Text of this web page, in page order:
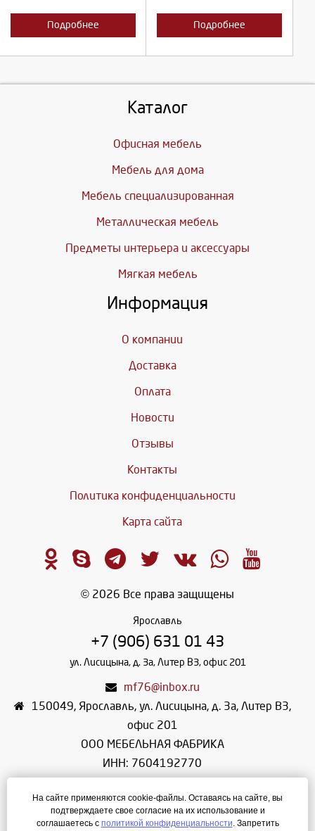
Подробнее Подробнее
Каталог
Офисная мебель
Мебель для дома
Мебель специализированная
Металлическая мебель
Предметы интерьера и аксессуары
Мягкая мебель
Информация
О компании
Доставка
Оплата
Новости
Отзывы
Контакты
Политика конфиденциальности
Карта сайта
© 2026 Все права защищены
Ярославль
+7 (906) 631 01 43
ул. Лисицына, д. 3а, Литер В3, офис 201
mf76@inbox.ru
150049, Ярославль, ул. Лисицына, д. 3а, Литер В3,
офис 201
ООО МЕБЕЛЬНАЯ ФАБРИКА
ИНН: 7604192770
ОГРН: 1107604018983
Режим работы: ПН-ПТ: 08:00 - 17:00
На сайте применяются cookie-файлы. Оставаясь на сайте, вы
подтверждаете свое согласие на их использование и
соглашаетесь с политикой конфиденциальности. Запретить